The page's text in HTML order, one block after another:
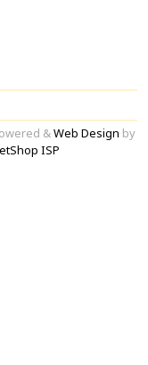
&Web Design by
ISP